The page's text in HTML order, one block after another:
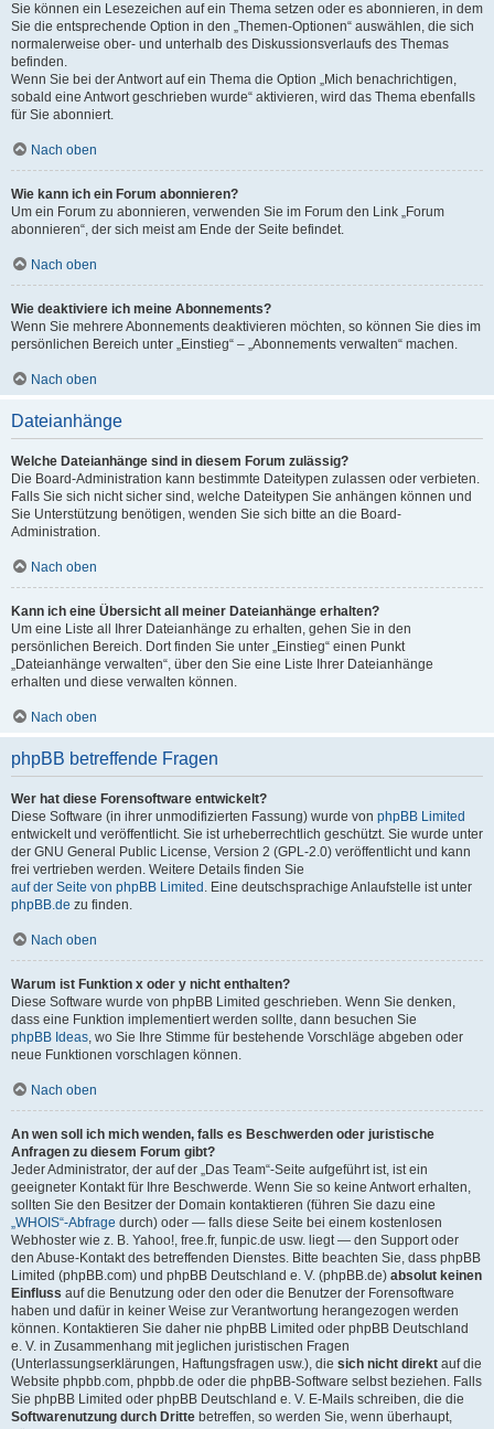
Sie können ein Lesezeichen auf ein Thema setzen oder es abonnieren, in dem
Sie die entsprechende Option in den „Themen-Optionen“ auswählen, die sich
normalerweise ober- und unterhalb des Diskussionsverlaufs des Themas
befinden.
Wenn Sie bei der Antwort auf ein Thema die Option „Mich benachrichtigen,
sobald eine Antwort geschrieben wurde“ aktivieren, wird das Thema ebenfalls
für Sie abonniert.
Nach oben
Wie kann ich ein Forum abonnieren?
Um ein Forum zu abonnieren, verwenden Sie im Forum den Link „Forum
abonnieren“, der sich meist am Ende der Seite befindet.
Nach oben
Wie deaktiviere ich meine Abonnements?
Wenn Sie mehrere Abonnements deaktivieren möchten, so können Sie dies im
persönlichen Bereich unter „Einstieg“ – „Abonnements verwalten“ machen.
Nach oben
Dateianhänge
Welche Dateianhänge sind in diesem Forum zulässig?
Die Board-Administration kann bestimmte Dateitypen zulassen oder verbieten.
Falls Sie sich nicht sicher sind, welche Dateitypen Sie anhängen können und
Sie Unterstützung benötigen, wenden Sie sich bitte an die Board-
Administration.
Nach oben
Kann ich eine Übersicht all meiner Dateianhänge erhalten?
Um eine Liste all Ihrer Dateianhänge zu erhalten, gehen Sie in den
persönlichen Bereich. Dort finden Sie unter „Einstieg“ einen Punkt
„Dateianhänge verwalten“, über den Sie eine Liste Ihrer Dateianhänge
erhalten und diese verwalten können.
Nach oben
phpBB betreffende Fragen
Wer hat diese Forensoftware entwickelt?
Diese Software (in ihrer unmodifizierten Fassung) wurde von phpBB Limited
entwickelt und veröffentlicht. Sie ist urheberrechtlich geschützt. Sie wurde unter
der GNU General Public License, Version 2 (GPL-2.0) veröffentlicht und kann
frei vertrieben werden. Weitere Details finden Sie
auf der Seite von phpBB Limited . Eine deutschsprachige Anlaufstelle ist unter
phpBB.de zu finden.
Nach oben
Warum ist Funktion x oder y nicht enthalten?
Diese Software wurde von phpBB Limited geschrieben. Wenn Sie denken,
dass eine Funktion implementiert werden sollte, dann besuchen Sie
phpBB Ideas, wo Sie Ihre Stimme für bestehende Vorschläge abgeben oder
neue Funktionen vorschlagen können.
Nach oben
An wen soll ich mich wenden, falls es Beschwerden oder juristische
Anfragen zu diesem Forum gibt?
Jeder Administrator, der auf der „Das Team“-Seite aufgeführt ist, ist ein
geeigneter Kontakt für Ihre Beschwerde. Wenn Sie so keine Antwort erhalten,
sollten Sie den Besitzer der Domain kontaktieren (führen Sie dazu eine
„WHOIS“-Abfrage durch) oder — falls diese Seite bei einem kostenlosen
Webhoster wie z. B. Yahoo!, free.fr, funpic.de usw. liegt — den Support oder
den Abuse-Kontakt des betreffenden Dienstes. Bitte beachten Sie, dass phpBB
Limited (phpBB.com) und phpBB Deutschland e. V. (phpBB.de) absolut keinen
Einfluss auf die Benutzung oder den oder die Benutzer der Forensoftware
haben und dafür in keiner Weise zur Verantwortung herangezogen werden
können. Kontaktieren Sie daher nie phpBB Limited oder phpBB Deutschland
e. V. in Zusammenhang mit jeglichen juristischen Fragen
(Unterlassungserklärungen, Haftungsfragen usw.), die sich nicht direkt auf die
Website phpbb.com, phpbb.de oder die phpBB-Software selbst beziehen. Falls
Sie phpBB Limited oder phpBB Deutschland e. V. E-Mails schreiben, die die
Softwarenutzung durch Dritte betreffen, so werden Sie, wenn überhaupt,